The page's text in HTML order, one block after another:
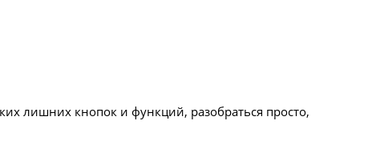
лишних кнопок и функций, разобраться просто,